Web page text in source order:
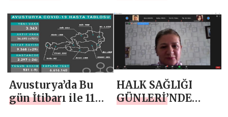
DANİMARKA
ÜZERİNDEN
DİNLEMİŞ!
VERDİ
Avusturya’da Bu
gün İtibarı ile 11
HALK SAĞLIĞI
GÜNLERİ’NDE